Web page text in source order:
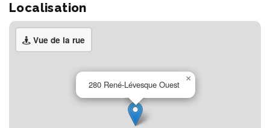
Localisation
Vue de la rue
280 René-Lévesque Ouest
×